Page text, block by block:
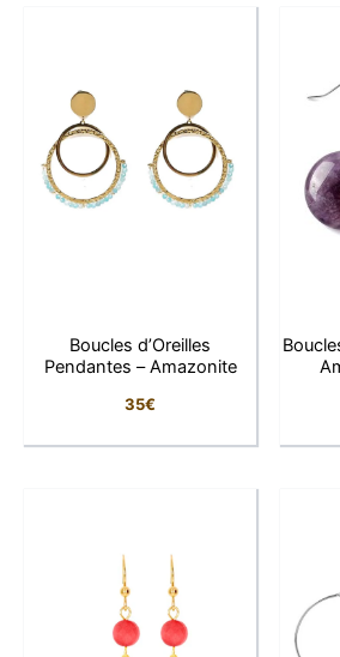
pas, ne s’altère pas.
Fermoir clip sécurisé
,
maintien.
Hypoallergénique
,
sensibles.
Résistant à l’eau et au
Dimensions: 3 cm de
Fermoir
Finition
: Double torsade,
texturée
Propriétés
:
Boucles d’Oreilles
Pendantes – Amazonite
35€